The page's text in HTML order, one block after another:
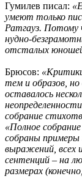
Гумилев писал:
умеют только
Ратгауз. Потому
нудно-
отсталых
Брюсов:
тем и образов, но
оставалось
собрание
«Полное
собраны
выражений, всех
сентенций – на
размерах